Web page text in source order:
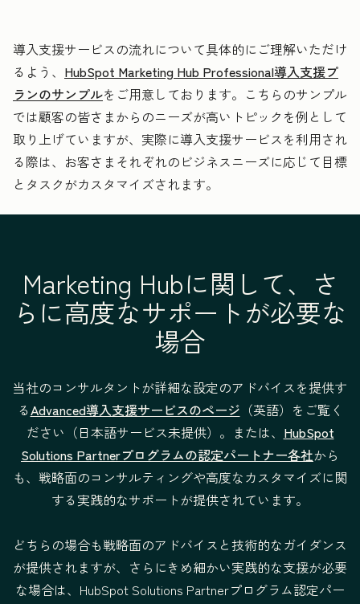
セスの自動化設定
既存のCRMから
のデータの移行や
インポートに関す
るコンサルティン
グ
析
計算プロパティー
—
HubSpotでのアク
セス権の付与、チ
ームの設定、複数
のブランドの管理
—
サービスの条件
提供形式：リ
モート
料金：
$7,000
提供形式：
導入支援サービスの流れについて具体的にご理解いただけ
るよう、 HubSpot Marketing Hub Professional導入支援プ
ランのサンプルをご用意しております。こちらのサンプル
では顧客の皆さまからのニーズが高いトピックを例として
取り上げていますが、実際に導入支援サービスを利用され
る際は、お客さまそれぞれのビジネスニーズに応じて目標
とタスクがカスタマイズされます。
Marketing Hubに関して、さ
らに高度なサポートが必要な
場合
当社のコンサルタントが詳細な設定のアドバイスを提供す
るAdvanced導入支援サービスのページ （英語）をご覧く
ださい（日本語サービス未提供）。または、 HubSpot
Solutions Partnerプログラムの認定パートナー各社から
も、戦略面のコンサルティングや高度なカスタマイズに関
する実践的なサポートが提供されています。
どちらの場合も戦略面のアドバイスと技術的なガイダンス
が提供されますが、さらにきめ細かい実践的な支援が必要
な場合は、HubSpot Solutions Partnerプログラム認定パー